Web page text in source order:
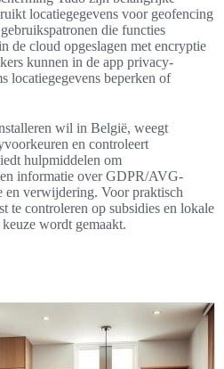
locatiegegevens voor geofencing
die functies
de cloud opgeslagen met encryptie
kunnen in de app privacy-
locatiegegevens beperken of
wil in België, weegt
en controleert
hulpmiddelen om
informatie over GDPR/AVG-
en verwijdering. Voor praktisch
te controleren op subsidies en lokale
wordt gemaakt.